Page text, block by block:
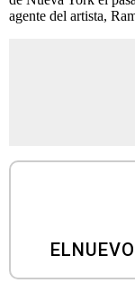
agente del artista,